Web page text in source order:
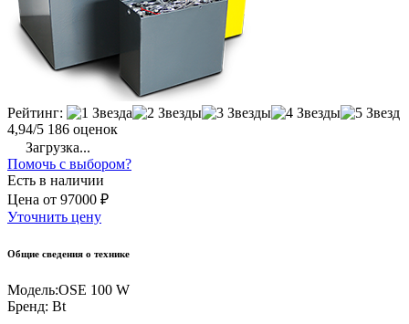
Рейтинг:
4,94/5 186 оценок
Загрузка...
Помочь с выбором?
Есть в наличии
Цена от 97000 ₽
Уточнить цену
Общие сведения о технике
Модель:OSE 100 W
Бренд: Bt